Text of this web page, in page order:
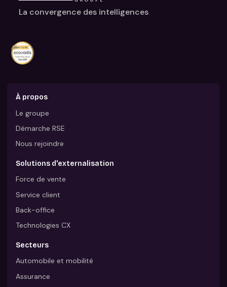
La convergence des intelligences
À propos
Le groupe
Démarche RSE
Nous rejoindre
Solutions d'externalisation
Force de vente
Service client
Back-office
Technologies CX
Secteurs
Automobile et mobilité
Assurance